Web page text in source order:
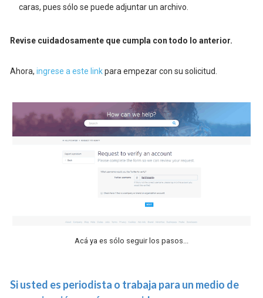
caras, pues sólo se puede adjuntar un archivo.
Revise cuidadosamente que cumpla con todo lo anterior.
Ahora, ingrese a este linkpara empezar con su solicitud.
Acá ya es sólo seguir los pasos...
Si usted es periodista o trabaja para un medio de